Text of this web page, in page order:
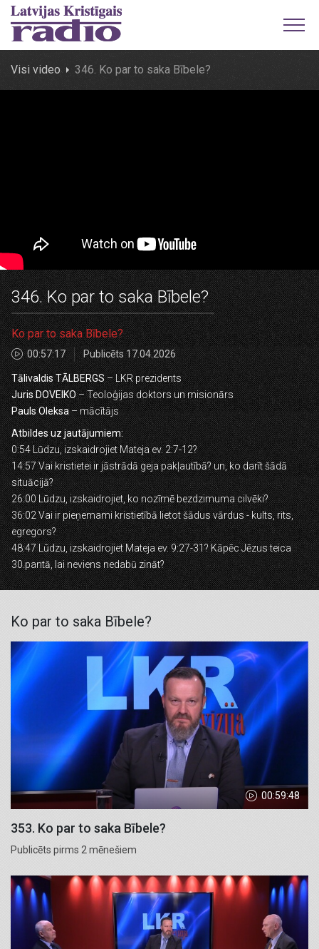
Visi video 346. Ko par to saka Bībele?
346. Ko par to saka Bībele?
Ko par to saka Bībele?
00:57:17 Publicēts 17.04.2026
Tālivaldis TĀLBERGS– LKR prezidents
Juris DOVEIKO– Teoloģijas doktors un misionārs
Pauls Oleksa– mācītājs
Atbildes uz jautājumiem:
0:54 Lūdzu, izskaidrojiet Mateja ev. 2:7-12?
14:57 Vai kristietei ir jāstrādā geja pakļautībā? un, ko darīt šādā
situācijā?
26:00 Lūdzu, izskaidrojiet, ko nozīmē bezdzimuma cilvēki?
36:02 Vai ir pieņemami kristietībā lietot šādus vārdus - kults, rits,
egregors?
48:47 Lūdzu, izskaidrojiet Mateja ev. 9:27-31? Kāpēc Jēzus teica
30.pantā, lai neviens nedabū zināt?
Ko par to saka Bībele?
00:59:48
353. Ko par to saka Bībele?
Publicēts pirms 2 mēnešiem